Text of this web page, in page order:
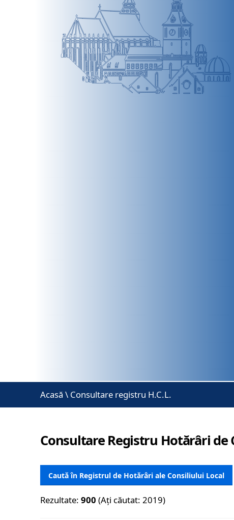
Acasă \ Consultare registru H.C.L.
Consultare Registru Hotărâri
Caută în Registrul de Hotărâri ale Consiliului Local
Rezultate:900 (Ați căutat: 2019)